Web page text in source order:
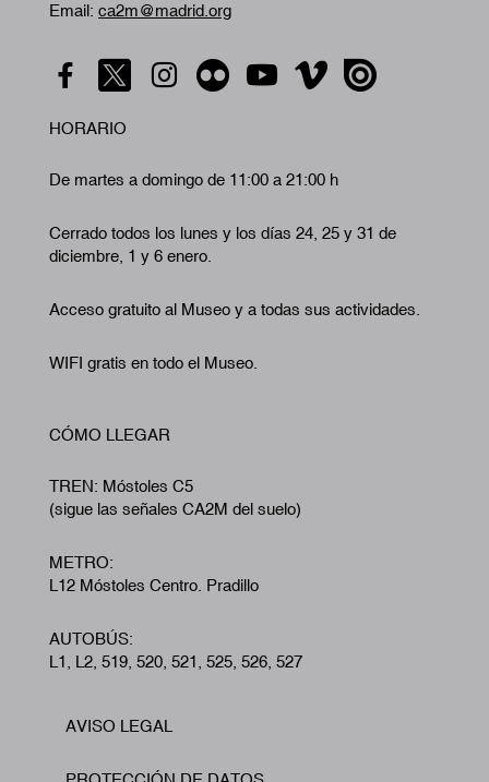
Email: ca2m@madrid.org
HORARIO
De martes a domingo de 11:00 a 21:00 h
Cerrado todos los lunes y los días 24, 25 y 31 de
diciembre, 1 y 6 enero.
Acceso gratuito al Museo y a todas sus actividades.
WIFI gratis en todo el Museo.
CÓMO LLEGAR
TREN: Móstoles C5
(sigue las señales CA2M del suelo)
METRO:
L12 Móstoles Centro. Pradillo
AUTOBÚS:
L1, L2, 519, 520, 521, 525, 526, 527
Footer
AVISO LEGAL